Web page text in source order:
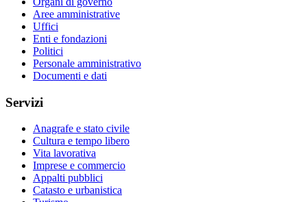
Aree amministrative
Uffici
Enti e fondazioni
Politici
Personale amministrativo
Documenti e dati
Servizi
Anagrafe e stato civile
Cultura e tempo libero
Vita lavorativa
Imprese e commercio
Appalti pubblici
Catasto e urbanistica